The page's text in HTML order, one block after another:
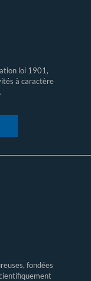
loi 1901,
à caractère
fondées